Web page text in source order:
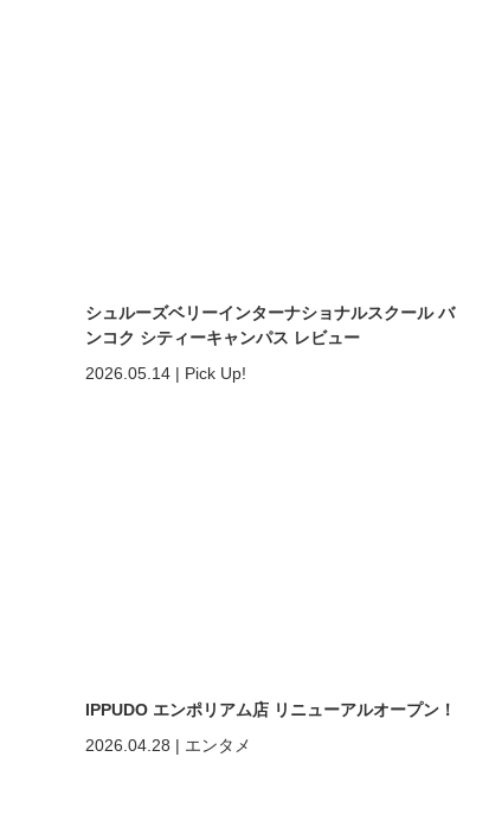
シュルーズベリーインターナショナルスクール バ
ンコク シティーキャンパス レビュー
2026.05.14 | Pick Up!
IPPUDO エンポリアム店 リニューアルオープン！
2026.04.28 | エンタメ